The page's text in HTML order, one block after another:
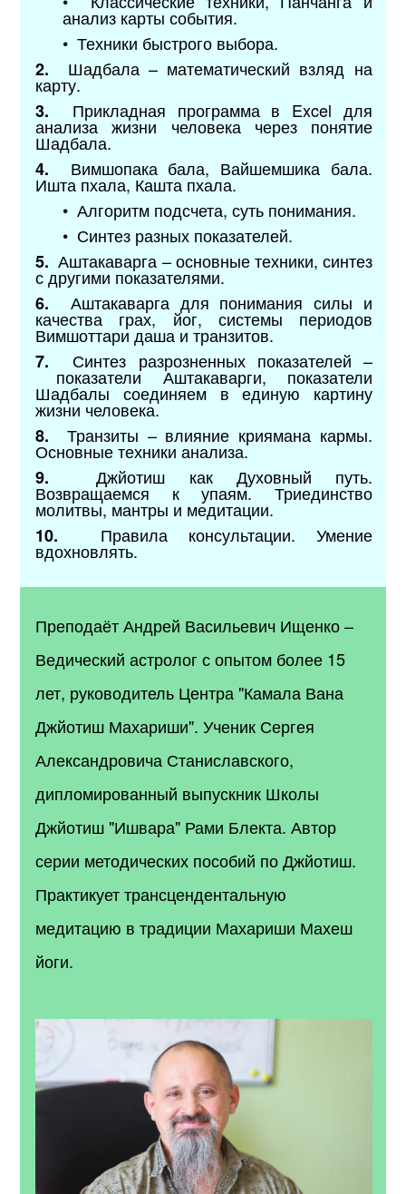
анализ карты события.
• Техники быстрого выбора.
2. Шадбала – математический взляд на
карту.
3. Прикладная программа в Excel для
анализа жизни человека через понятие
Шадбала.
4. Вимшопака бала, Вайшемшика бала.
Ишта пхала, Кашта пхала.
• Алгоритм подсчета, суть понимания.
• Синтез разных показателей.
5. Аштакаварга – основные техники, синтез
с другими показателями.
6. Аштакаварга для понимания силы и
качества грах, йог, системы периодов
Вимшоттари даша и транзитов.
7. Синтез разрозненных показателей –
показатели Аштакаварги, показатели
Шадбалы соединяем в единую картину
жизни человека.
8. Транзиты – влияние криямана кармы.
Основные техники анализа.
9. Джйотиш как Духовный путь.
Возвращаемся к упаям. Триединство
молитвы, мантры и медитации.
10. Правила консультации. Умение
вдохновлять.
Преподаёт Андрей Васильевич Ищенко –
Ведический астролог с опытом более 15
лет, руководитель Центра "Камала Вана
Джйотиш Махариши". Ученик Сергея
Александровича Станиславского,
дипломированный выпускник Школы
Джйотиш "Ишвара" Рами Блекта. Автор
серии методических пособий по Джйотиш.
Практикует трансцендентальную
медитацию в традиции Махариши Махеш
йоги.